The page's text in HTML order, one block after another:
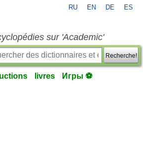
RU EN DE ES
sur 'Academic'
Recherche!
livres Игры ⚽